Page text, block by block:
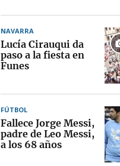
NAVARRA
Lucía Cirauqui da
paso a la fiesta en
Funes
FÚTBOL
Fallece Jorge Messi,
padre de Leo Messi,
a los 68 años